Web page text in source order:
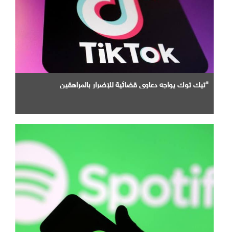
"تيك توك يواجه دعاوى قضائية للإضرار بالمراهقين